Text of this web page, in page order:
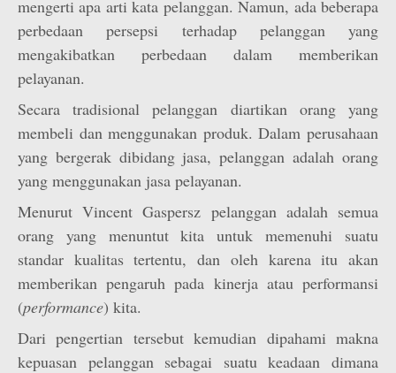
mengerti apa arti kata pelanggan. Namun, ada beberapa
perbedaan persepsi terhadap pelanggan yang
mengakibatkan perbedaan dalam memberikan
pelayanan.
Secara tradisional pelanggan diartikan orang yang
membeli dan menggunakan produk. Dalam perusahaan
yang bergerak dibidang jasa, pelanggan adalah orang
yang menggunakan jasa pelayanan.
Menurut Vincent Gaspersz pelanggan adalah semua
orang yang menuntut kita untuk memenuhi suatu
standar kualitas tertentu, dan oleh karena itu akan
memberikan pengaruh pada kinerja atau performansi
(performance) kita.
Dari pengertian tersebut kemudian dipahami makna
kepuasan pelanggan sebagai suatu keadaan dimana